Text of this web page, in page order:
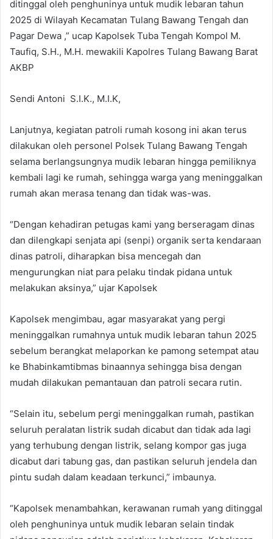
ditinggal oleh penghuninya untuk mudik lebaran tahun
2025 di Wilayah Kecamatan Tulang Bawang Tengah dan
Pagar Dewa ,” ucap Kapolsek Tuba Tengah Kompol M.
Taufiq, S.H., M.H. mewakili Kapolres Tulang Bawang Barat
AKBP
Sendi Antoni S.I.K., M.I.K,
Lanjutnya, kegiatan patroli rumah kosong ini akan terus
dilakukan oleh personel Polsek Tulang Bawang Tengah
selama berlangsungnya mudik lebaran hingga pemiliknya
kembali lagi ke rumah, sehingga warga yang meninggalkan
rumah akan merasa tenang dan tidak was-was.
“Dengan kehadiran petugas kami yang berseragam dinas
dan dilengkapi senjata api (senpi) organik serta kendaraan
dinas patroli, diharapkan bisa mencegah dan
mengurungkan niat para pelaku tindak pidana untuk
melakukan aksinya,” ujar Kapolsek
Kapolsek mengimbau, agar masyarakat yang pergi
meninggalkan rumahnya untuk mudik lebaran tahun 2025
sebelum berangkat melaporkan ke pamong setempat atau
ke Bhabinkamtibmas binaannya sehingga bisa dengan
mudah dilakukan pemantauan dan patroli secara rutin.
“Selain itu, sebelum pergi meninggalkan rumah, pastikan
seluruh peralatan listrik sudah dicabut dan tidak ada lagi
yang terhubung dengan listrik, selang kompor gas juga
dicabut dari tabung gas, dan pastikan seluruh jendela dan
pintu sudah dalam keadaan terkunci,” imbaunya.
“Kapolsek menambahkan, kerawanan rumah yang ditinggal
oleh penghuninya untuk mudik lebaran selain tindak